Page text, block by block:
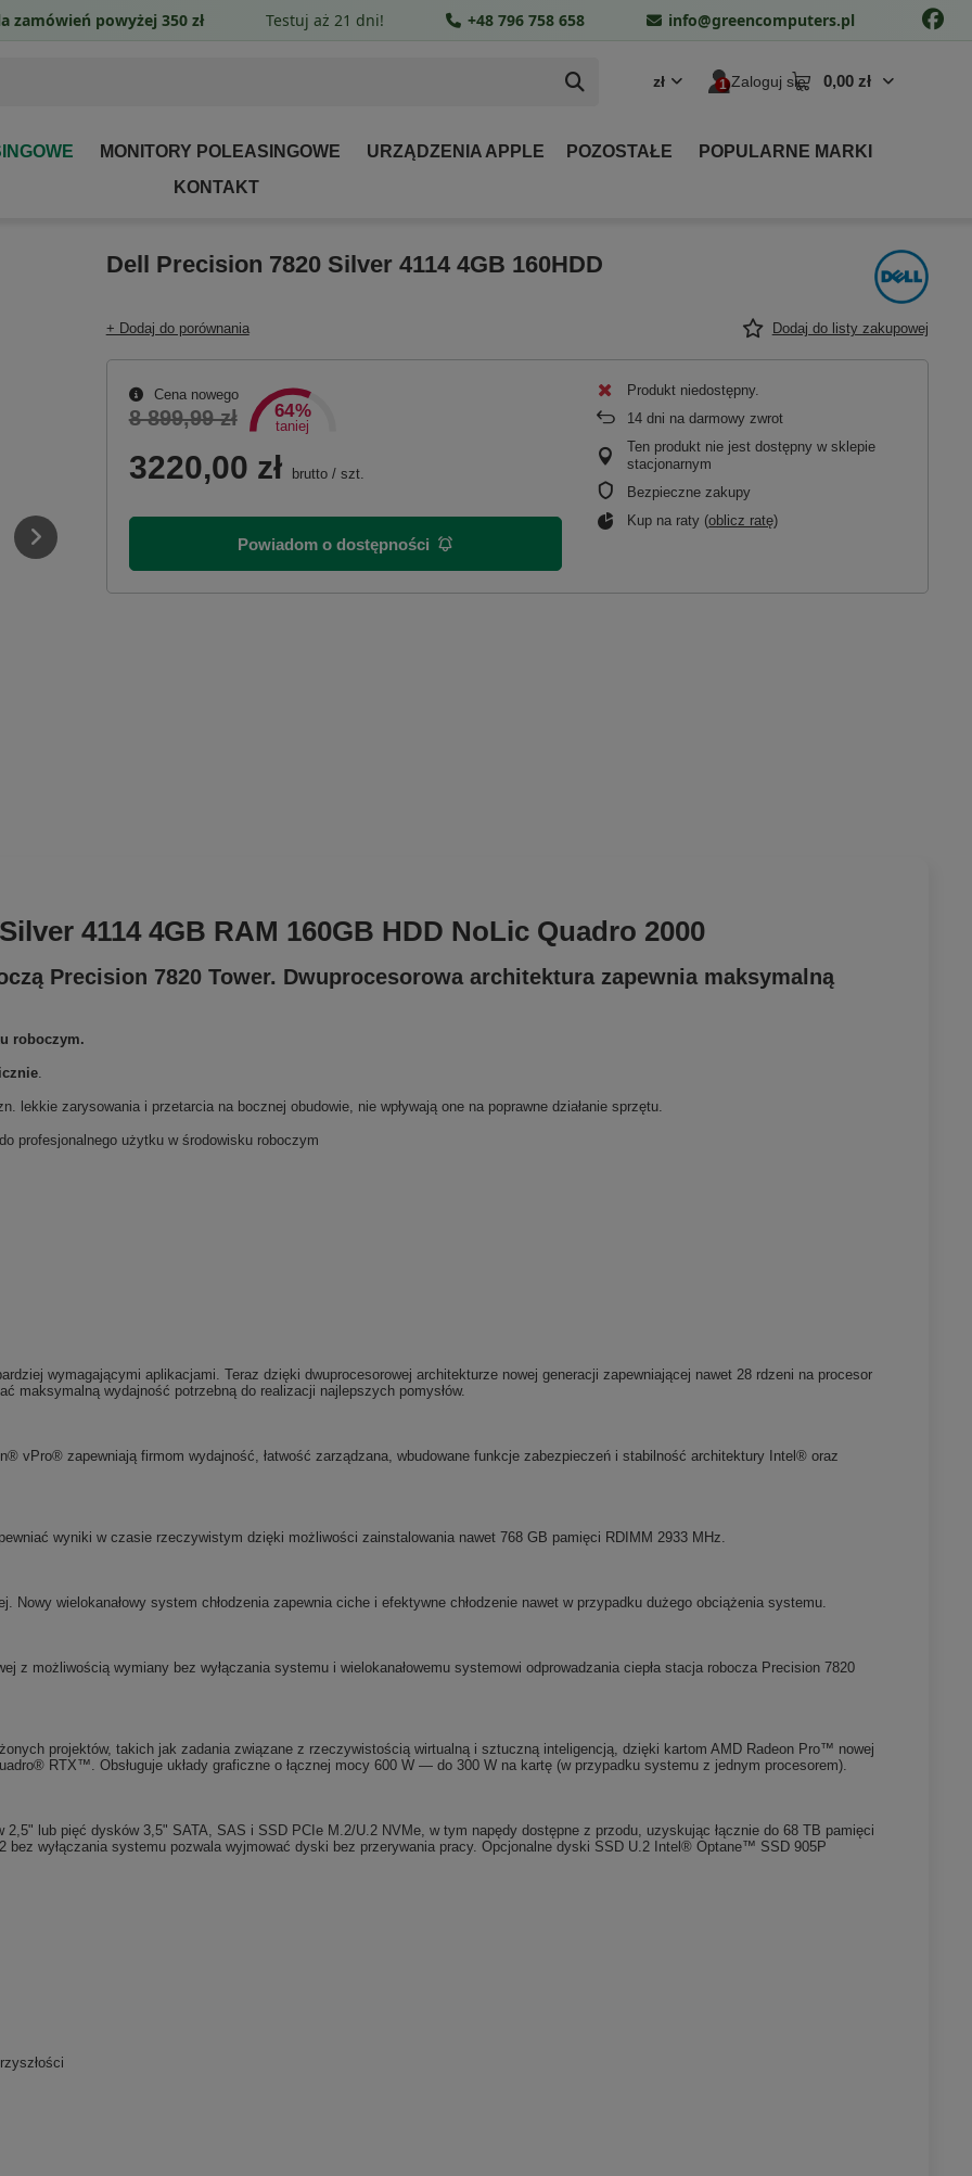
zł Zaloguj się 0,00 zł
MONITORY POLEASINGOWE URZĄDZENIA APPLE POZOSTAŁE
POPULARNE MARKI
KONTAKT
Dell Precision 7820 Silver 4114 4GB 160HDD
+ Dodaj do porównania Dodaj do listy zakupowej
Cena nowego
8 899,99 zł 64%
taniej
3220,00 zł brutto/ szt.
Powiadom o dostępności
Produkt niedostępny
14 dni na darmowy zwrot
Ten produkt nie jest dostępny w sklepie
stacjonarnym
Bezpieczne zakupy
Kup na raty (oblicz ratę)
4114 4GB RAM 160GB HDD NoLic Quadro 2000
Precision 7820 Tower. Dwuprocesorowa architektura zapewnia maksymalną
roboczym.
.
lekkie zarysowania i przetarcia na bocznej obudowie, nie wpływają one na poprawne działanie sprzętu.
profesjonalnego użytku w środowisku roboczym
wymagającymi aplikacjami. Teraz dzięki dwuprocesorowej architekturze nowej generacji zapewniającej nawet 28 rdzeni na procesor
maksymalną wydajność potrzebną do realizacji najlepszych pomysłów.
vPro® zapewniają firmom wydajność, łatwość zarządzana, wbudowane funkcje zabezpieczeń i stabilność architektury Intel® oraz
wyniki w czasie rzeczywistym dzięki możliwości zainstalowania nawet 768 GB pamięci RDIMM 2933 MHz.
wielokanałowy system chłodzenia zapewnia ciche i efektywne chłodzenie nawet w przypadku dużego obciążenia systemu.
z możliwością wymiany bez wyłączania systemu i wielokanałowemu systemowi odprowadzania ciepła stacja robocza Precision 7820
projektów, takich jak zadania związane z rzeczywistością wirtualną i sztuczną inteligencją, dzięki kartom AMD Radeon Pro™ nowej
RTX™. Obsługuje układy graficzne o łącznej mocy 600 W — do 300 W na kartę (w przypadku systemu z jednym procesorem).
lub pięć dysków 3,5" SATA, SAS i SSD PCIe M.2/U.2 NVMe, w tym napędy dostępne z przodu, uzyskując łącznie do 68 TB pamięci
bez wyłączania systemu pozwala wyjmować dyski bez przerywania pracy. Opcjonalne dyski SSD U.2 Intel® Optane™ SSD 905P
zamówień powyżej 350 zł Testuj aż 21 dni! +48 796 758 658 info@greencomputers.pl